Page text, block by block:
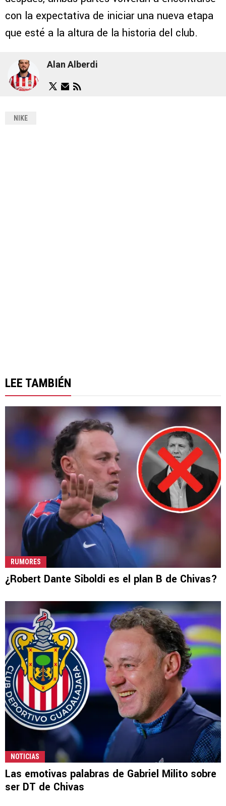
con la expectativa de iniciar una nueva etapa
que esté a la altura de la historia del club.
Alan Alberdi
NIKE
LEE TAMBIÉN
RUMORES
¿Robert Dante Siboldi es el plan B de Chivas?
NOTICIAS
Las emotivas palabras de Gabriel Milito sobre
ser DT de Chivas